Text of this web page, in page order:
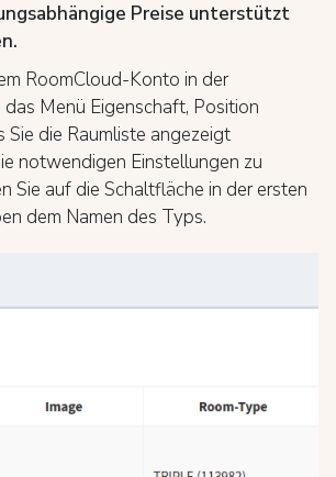
Preise unterstützt
RoomCloud-Konto in der
Menü Eigenschaft, Position
Sie die Raumliste angezeigt
notwendigen Einstellungen zu
Sie auf die Schaltfläche in der ersten
dem Namen des Typs.